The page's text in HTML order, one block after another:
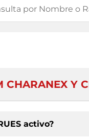
CHARANEX Y
activo?